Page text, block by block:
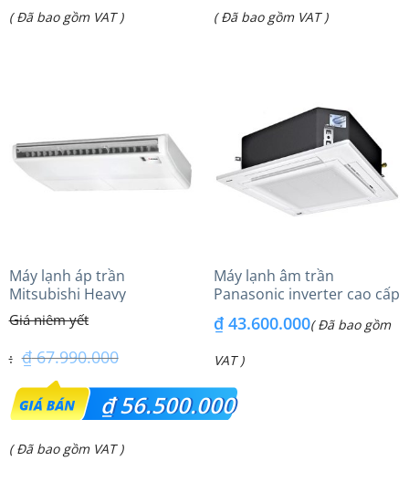
là:
Giá
₫ 36.500.000.
( Đã bao gồm VAT )
là:
Giá
₫ 24.600.000.
( Đã bao gồm VAT )
Máy lạnh áp trần
Mitsubishi Heavy
FDE140VG (6.0Hp) Cao cấp
– 1 Pha
₫67.990.000
Giá
gốc
là:
₫56.500.000
Giá
( Đã bao gồm VAT )
Máy lạnh âm trần
Panasonic inverter cao cấp
(6.0Hp) S-3448PU3HA/U-
48PRH1H8 – 3 Pha
₫43.600.000( Đã bao gồm
VAT )